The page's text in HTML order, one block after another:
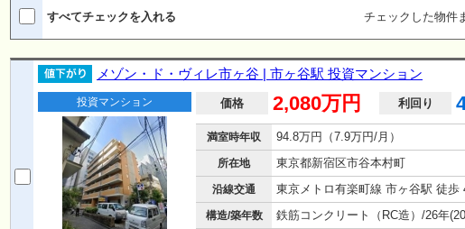
すべてチェックを入れる チェックした物件
メゾン・ド・ヴィレ市ヶ谷 | 市ヶ谷駅 投資マンション
投資マンション 価格 2,080万円 利回り
満室時年収 94.8万円（7.9万円/月）
所在地 東京都新宿区市谷本村町
沿線交通 東京メトロ有楽町線 市ヶ谷駅 徒歩
構造/築年数